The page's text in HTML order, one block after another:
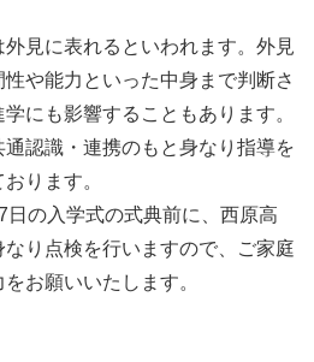
見に表れるといわれます。外見
や能力といった中身まで判断さ
にも影響することもあります。
認識・連携のもと身なり指導を
ります。
の入学式の式典前に、西原高
り点検を行いますので、ご家庭
お願いいたします。